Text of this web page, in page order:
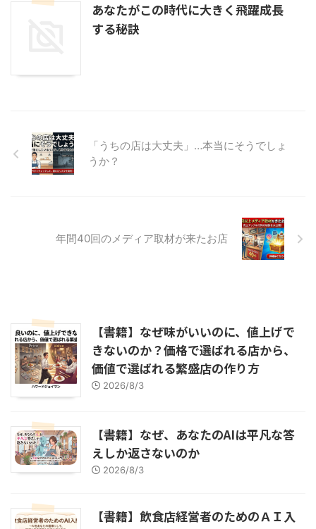
あなたがこの時代に大きく飛躍成長
する秘訣
「うちの店は大丈夫」…本当にそうでしょ
うか？
年間40回のメディア取材が来たお店
【書籍】なぜ味がいいのに、値上げで
きないのか？価格で選ばれる店から、
価値で選ばれる繁盛店の作り方
2026/8/3
【書籍】なぜ、あなたのAIは平凡な答
えしか返さないのか
2026/8/3
【書籍】飲食店経営者のためのＡＩ入